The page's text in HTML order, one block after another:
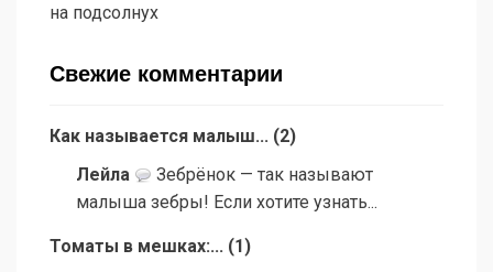
на подсолнух
Свежие комментарии
Как называется малыш... (2)
Лейла
Зебрёнок — так называют
малыша зебры! Если хотите узнать...
Томаты в мешках:... (1)